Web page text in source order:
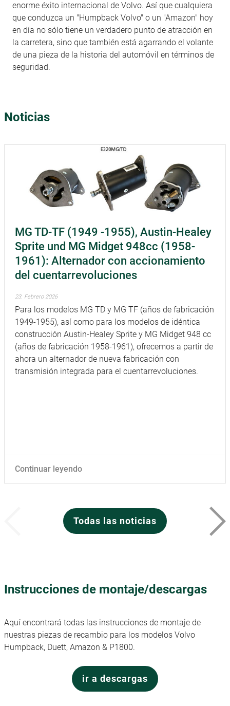
enorme éxito internacional de Volvo. Así que cualquiera
que conduzca un "Humpback Volvo" o un "Amazon" hoy
en día no sólo tiene un verdadero punto de atracción en
la carretera, sino que también está agarrando el volante
de una pieza de la historia del automóvil en términos de
seguridad.
Noticias
MG TD-TF (1949 -1955), Austin-Healey
Sprite und MG Midget 948cc (1958-
1961): Alternador con accionamiento
del cuentarrevoluciones
23. Febrero 2026
Para los modelos MG TD y MG TF (años de fabricación
1949-1955), así como para los modelos de idéntica
construcción Austin-Healey Sprite y MG Midget 948 cc
(años de fabricación 1958-1961), ofrecemos a partir de
ahora un alternador de nueva fabricación con
transmisión integrada para el cuentarrevoluciones.
Continuar leyendo
Todas las noticias
Instrucciones de montaje/descargas
Aquí encontrará todas las instrucciones de montaje de
nuestras piezas de recambio para los modelos Volvo
Humpback, Duett, Amazon & P1800.
ir a descargas